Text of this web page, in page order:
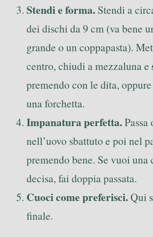
Stendi e forma. Stendi a
dei dischi da 9 cm (va bene
grande o un coppapasta).
centro, chiudi a mezzaluna e
premendo con le dita,
una forchetta.
Impanatura perfetta.
nell’uovo sbattuto e poi nel
premendo bene. Se vuoi una
decisa, fai doppia passata.
Cuoci come preferisci.Qui
finale.